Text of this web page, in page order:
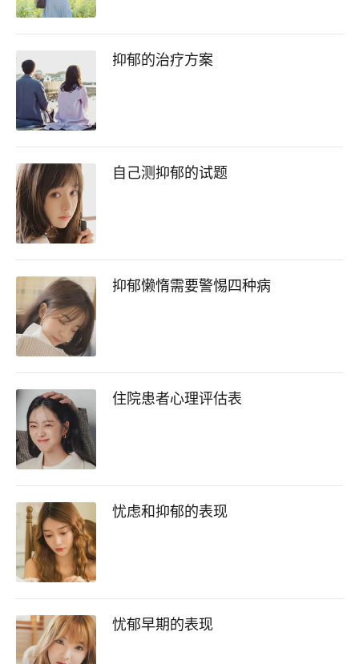
抑郁的治疗方案
自己测抑郁的试题
抑郁懒惰需要警惕四种病
住院患者心理评估表
忧虑和抑郁的表现
忧郁早期的表现